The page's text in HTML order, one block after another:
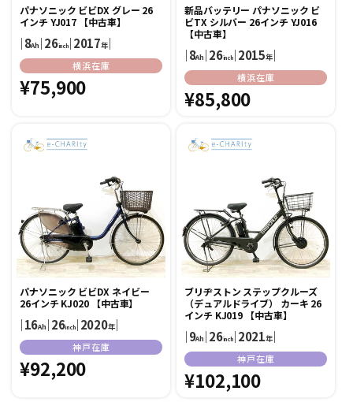
パナソニック ビビDX グレー 26
インチ YJ017 【中古車】
｜8Ah｜26inch｜2017年｜
販
売
元:
横浜在庫
通
格
¥75,900
新品バッテリー パナソニック ビ
ビTX シルバー 26インチ YJ016
【中古車】
｜8Ah｜26inch｜2015年｜
販
売
元:
横浜在庫
通
価
格
¥85,800
パナソニック ビビDX ネイビー
26インチ KJ020 【中古車】
｜16Ah｜26inch｜2020年｜
販
売
元:
神戸在庫
通
¥92,200
ブリヂストン ステップクルーズ
（デュアルドライブ） カーキ 26
インチ KJ019 【中古車】
｜9Ah｜26inch｜2021年｜
販
売
元:
神戸在庫
通
¥102,100